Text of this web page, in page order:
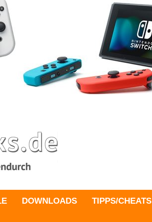
DOWNLOADS TIPPS/CHEATS